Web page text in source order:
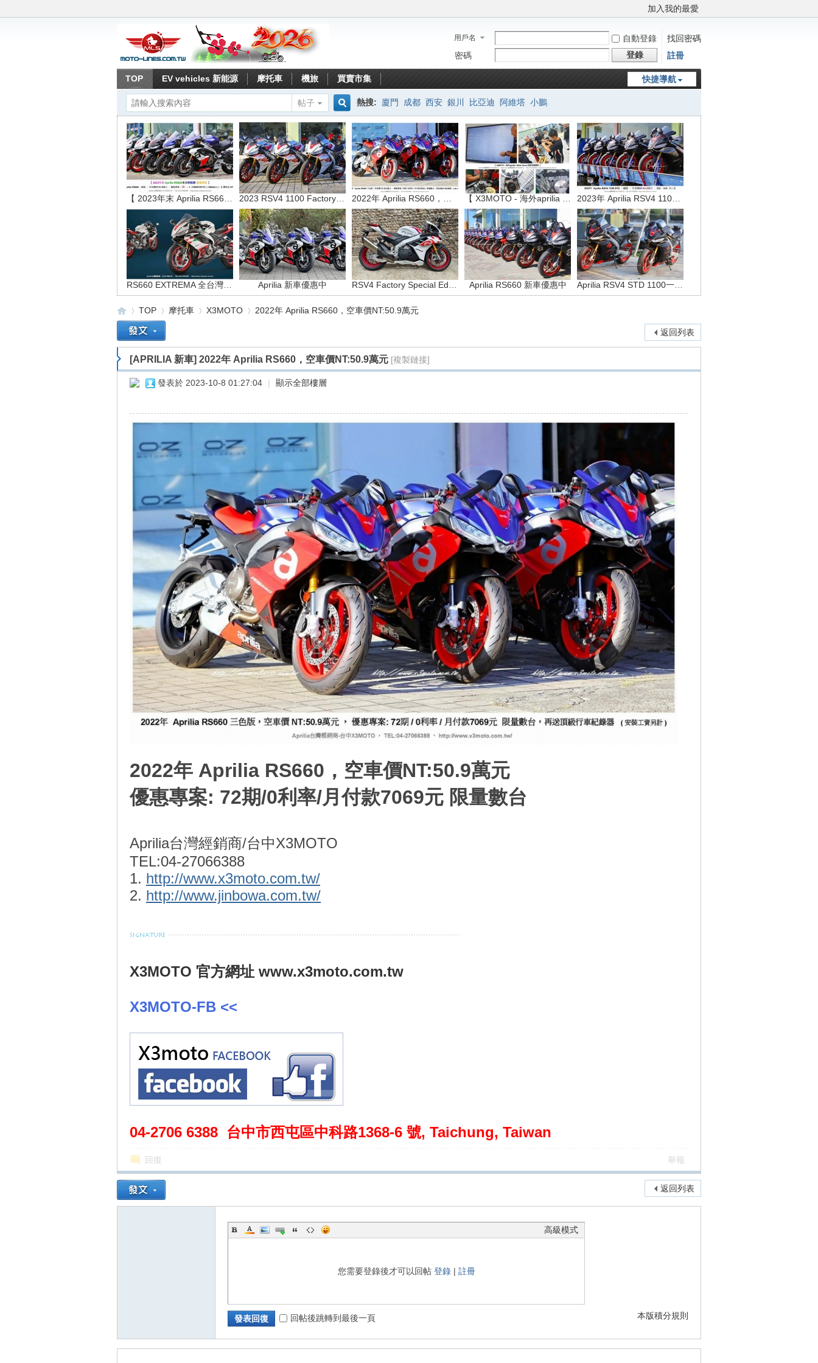
加入我的最愛
用戶名 自動登錄
找回密碼
密碼
登錄 註冊
快捷導航
TOP EV vehicles 新能源 摩托車 機旅 買賣市集
帖子
搜
索
熱搜: 廈門 成都 西安 銀川 比亞迪 阿維塔 小鵬
Aprilia 新車優惠中 Aprilia RS660 新車優惠中
重 »
TOP
›
摩托車
›
X3MOTO
›
2022年 Aprilia RS660，空車價NT:50.9萬元
返回列表
[APRILIA 新車] 2022年 Aprilia RS660，空車價NT:50.9萬元 [複製鏈接]
發表於 2023-10-8 01:27:04 | 顯示全部樓層
2022年 Aprilia RS660，空車價NT:50.9萬元
優惠專案: 72期/0利率/月付款7069元 限量數台
Aprilia台灣經銷商/台中X3MOTO
TEL:04-27066388
1. http://www.x3moto.com.tw/
2. http://www.jinbowa.com.tw/
X3MOTO 官方網址 www.x3moto.com.tw
X3MOTO-FB <<
04-2706 6388 台中市西屯區中科路1368-6 號, Taichung, Taiwan
回復 舉報
返回列表
高級模式
您需要登錄後才可以回帖 登錄| 註冊
本版積分規則
發表回復 回帖後跳轉到最後一頁